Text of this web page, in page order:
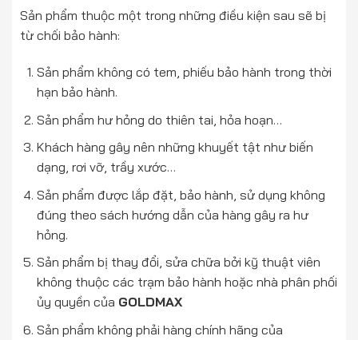
Sản phẩm thuộc một trong những điều kiện sau sẽ bị
từ chối bảo hành:
Sản phẩm không có tem, phiếu bảo hành trong thời
hạn bảo hành.
Sản phẩm hư hỏng do thiên tai, hỏa hoạn…
Khách hàng gây nên những khuyết tật như biến
dạng, rơi vỡ, trầy xước…
Sản phẩm được lắp đặt, bảo hành, sử dụng không
đúng theo sách hướng dẫn của hàng gây ra hư
hỏng.
Sản phẩm bị thay đổi, sửa chữa bởi kỹ thuật viên
không thuộc các trạm bảo hành hoặc nhà phân phối
ủy quyền của GOLDMAX
Sản phẩm không phải hàng chính hãng của